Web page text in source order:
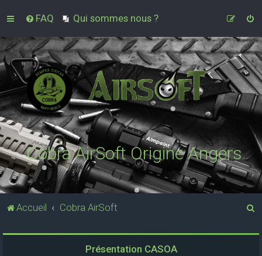
FAQ Qui sommes nous ?
Cobra AirSoft Origine Angers
Accueil Cobra AirSoft
Présentation CASOA